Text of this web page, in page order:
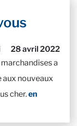
28 avril 2022
a
aux nouveaux
cher.en